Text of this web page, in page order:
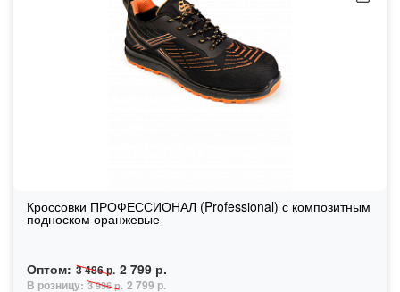
Кроссовки ПРОФЕССИОНАЛ (Professional) с композитным
подноском оранжевые
Оптом: 3 486 р. 2 799 р.
В розницу: 3 996 р. 2 799 р.